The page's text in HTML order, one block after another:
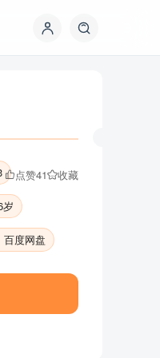
点赞41 收藏
岁
百度网盘